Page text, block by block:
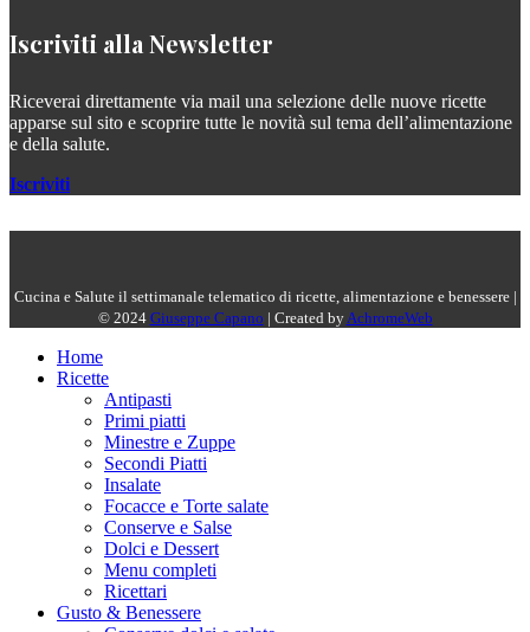
Iscriviti alla Newsletter
Riceverai direttamente via mail una selezione delle nuove ricette
apparse sul sito e scoprire tutte le novità sul tema dell’alimentazione
e della salute.
Iscriviti
Cucina e Salute il settimanale telematico di ricette, alimentazione e benessere |
© 2024 Giuseppe Capano | Created by AchromeWeb
Home
Ricette
Antipasti
Primi piatti
Minestre e Zuppe
Secondi Piatti
Insalate
Focacce e Torte salate
Conserve e Salse
Dolci e Dessert
Menu completi
Ricettari
Gusto & Benessere